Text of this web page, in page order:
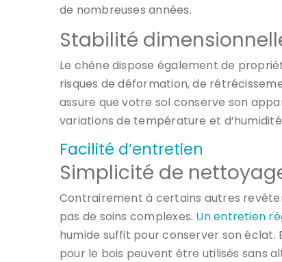
de nombreuses années.
Stabilité
Le chêne dispose également de
risques de déformation, de
assure que votre sol conserve son
variations de température et
Facilité d’entretien
Simplicité de
Contrairement à certains autres
pas de soins complexes. Un entretien
humide suffit pour conserver son éclat.
pour le bois peuvent être utilisés sans